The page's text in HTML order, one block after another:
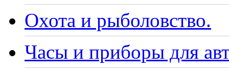
Охота и рыболовство.
Часы и приборы для